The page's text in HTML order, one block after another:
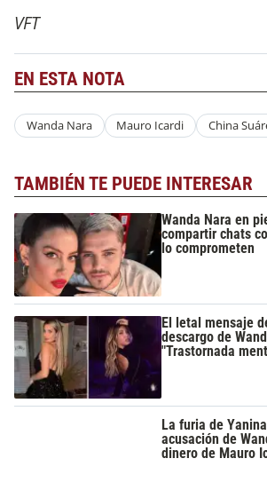
VFT
EN ESTA NOTA
Wanda Nara Mauro Icardi China
TAMBIÉN TE PUEDE INTERESAR
Wanda Nara en
compartir chats
lo comprometen
El letal mensaje
descargo de
"Trastornada
La furia de
acusación de
dinero de Mauro